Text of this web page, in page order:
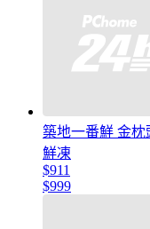
築地一番鮮 金枕
鮮凍
$911
$999